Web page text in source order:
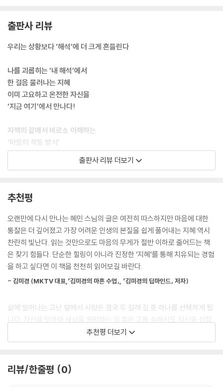
합니다. “아, 어떤 사람인지 알겠어.” 그 순간부터 우리는 더 이상 그 사람
을 있는 그대로 보려 하지 않고, 이미 만들어 둔 이미지에 맞춰서만 보게 됩
단정적인 문장으로 결론을 내립니다. 하지만 그 결론들이 정말로 진실일까
요? 아니면 그동안의 경험과 두려움이 섞여 만들어진 임시적인 해석일 뿐
일까요?
--- 「아직 다 모른다는 마음으로 세상 보기」 중에서
잠에서 깨어난 지 몇 초 되지도 않았는데 머릿속에서는 이미 수많은 생각
이 쏟아집니다. ‘오늘 해야 하는 일들이 너무 많다.’ ‘어제는 내가 왜 그런 말
을 했지?’ ‘아…, 오늘 컨디션 안 좋다.’ 아직 하루가 시작되지도 않았는데
마음은 이미 하루를 다 살아버린 것처럼 복잡합니다. 그 순간 몸은 어떤가
요? 이미 어깨가 굳어 있고, 턱이 꽉 물려 있고, 숨이 아주 얕게 흐르고 있
험할 수도 있어’라는 신호를 보내며 긴장하기 때문입니다. 신호를 감지하
이해하게 되고 그렇게 마음은 더 복잡해집니다. 마음공부는 바로 이 지점
에서 시작됩니다. 몸에 이미 일어나고 있는 감각을 다시 느끼는 순간 마음
은 과거나 미래에 끌려가지 않고 지금 이 자리로 자연스럽게 돌아옵니다.
--- 「지금 여기의 감각으로 돌아오기」 중에서
얼마 전에는 평생을 큰 회사의 임원으로 치열하게 살아오다 은퇴하신 한
함 케이스를 꺼내 보이셨습니다. “스님, 참 이상합니다. 평생 저를 설명하
던 ‘상무’라는 두 글자가 사라지니까 제가 껍데기만 남은 기분이에요. 아침
에 눈을 뜨면 갈 곳도 없고, 저를 부르는 사람도 없으니…. 제가 사라져 버
린 것 같아요.” 우리는 평생 ‘명함 속의 나’를 진짜 나라고 믿으며 살아옵니
그 이름표가 떨어져 나간 날, 우리는 갑자기 당황합니다. “이름표가 없으면
나는 없는 걸까?” 이 글은 바로 이 질문에서 시작합니다. “그동안 내가 나
출판사 리뷰
우리는 상황보다 ‘해석’에 더 크게 흔들린다
나를 괴롭히는 ‘내 해석’에서
한 걸음 물러나는 지혜
이미 고요하고 온전한 자신을
‘지금 여기’에서 만나다!
자책의 끝에서 비로소 이해하는
‘마음의 작동 방식’
같은 하루를 살면서도 누군가는 무너지지 않고, 누군가는 쉽게 흔들린다.
다 ‘내가 너무 예민한가 봐’라며 자책하곤 한다.
익숙한 이 패턴을 『생각이 쉬는 사이』는 조용히 뒤집는다. 이 책은 고질적
인 불안과 번뇌의 원인을 ‘내 탓’이나 ‘환경의 탓’이 아닌 ‘마음이 작동하는
자동 시스템’에서 찾는다. 일상에서 겪는 수많은 감정의 소용돌이는 사건
그 자체보다 과거의 경험과 미래의 두려움이 덧씌워진 ‘해석’의 결과물이
라는 사실을 차분히 일깨운다.
맞다. 직장 상사나 동료가 인사를 받지 않고 지나간 사실보다, 그 뒤에 따라
아프게 한다. 우리는 감정을 사실로 받아들이고, 생각을 진실로 믿으며 살
아왔다. 불안하면 삶 전체가 불안한 것처럼 느끼고, 누군가의 말 한마디에
과거의 기억이 소환되어 현재의 감정이 더 크게 흔들린다. 그러나 감정은
잠시 머물다 사라지는 마음의 날씨일 뿐이며, 생각 또한 생겨났다 사라지
한결 가벼워진다.
출판사 리뷰 더보기
추천평
오랜만에 다시 만나는 혜민 스님의 글은 여전히 따스하지만 마음에 대한
통찰은 더 깊어졌고 가장 어려운 인생의 본질을 쉽게 풀어내는 지혜 역시
찬란히 빛난다. 읽는 것만으로도 마음의 무게가 절반 이하로 줄어드는 책
은 찾기 힘들다. 단순한 힐링이 아니라 진정한 ‘지혜’를 통해 치유되는 경험
을 하고 싶다면 이 책을 천천히 읽어보길 바란다.
- 김미경 (MKTV 대표,『김미경의 마흔 수업』, 『김미경의 딥마인드』 저자)
삶에 일어나는 고난 앞에서 사람은 결국 두 갈래 길 중 하나를 선택하게 됩
니다. 자신을 탓하며 세상을 원망하는 길 혹은 고통 속에서도 자신을 성찰
하며 삶의 진실로 나아가는 길입니다. 마음을 들여다보는 힘이 없다면 우
리는 너무도 쉽게 전자의 길로 미끄러지고 맙니다. 혜민 스님께서 오랜만
록 깊은 지혜를 쉽고 명료하게 전합니다. 자신의 생각을 바라보고, 지금 이
추천평 더보기
리뷰/한줄평 0